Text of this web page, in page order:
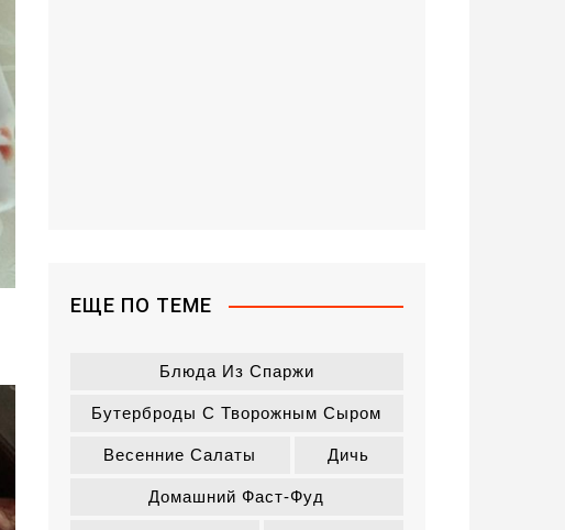
ЕЩЕ ПО ТЕМЕ
Блюда Из Спаржи
Бутерброды С Творожным Сыром
Весенние Салаты Дичь
Домашний Фаст-Фуд